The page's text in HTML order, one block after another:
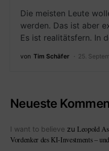
Die meisten Leute
werden. Das ist aber
Es ist realitätsfern. In
von Tim Schäfer 25.
Neueste
I want to believe zu Leopold
Vordenker des KI-Investments –